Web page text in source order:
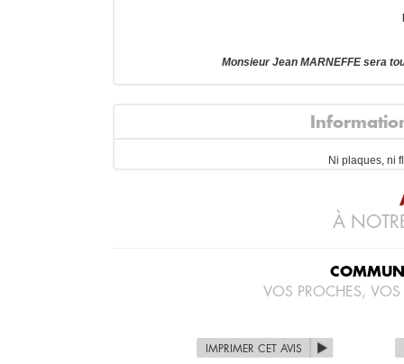
Monsieur Jean MARNEFFE sera
Ni plaques, ni
À
VOS PROCHES,
IMPRIMER CET AVIS